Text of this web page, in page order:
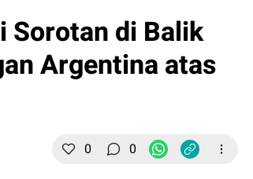
Sorotan di Balik
Argentina atas
0 0